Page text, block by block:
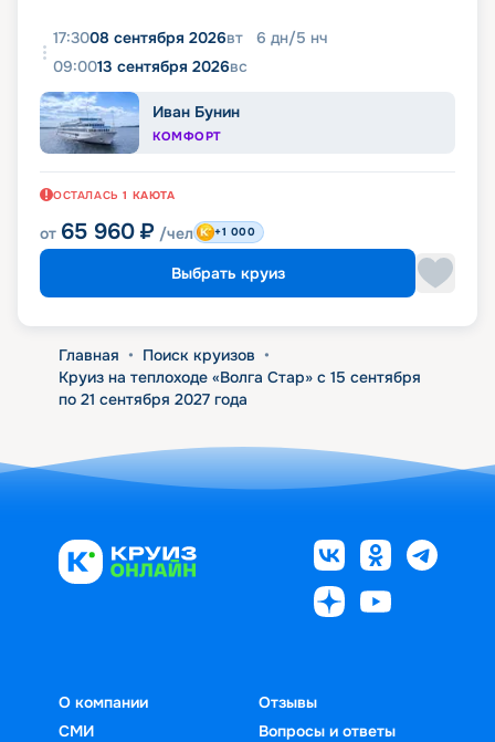
17:3008 сентября 2026вт 6 дн/5 нч
09:0013 сентября 2026вс
Иван Бунин
КОМФОРТ
ОСТАЛАСЬ 1 КАЮТА
от 65 960 ₽ /чел +1 000
Выбрать круиз
Главная • Поиск круизов •
Круиз на теплоходе «Волга Стар» с 15 сентября
по 21 сентября 2027 года
О компании
СМИ
Отзывы
Вопросы и ответы